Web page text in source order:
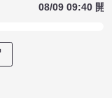
08/09 09:40 開